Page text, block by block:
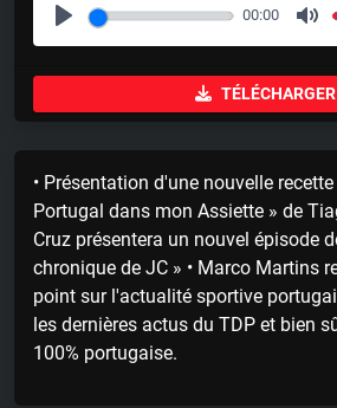
P
l
00:00
M
u
t
TÉLÉCHARGER
• Présentation d'une nouvelle
Portugal dans mon Assiette » de
Cruz présentera un nouvel épisode
chronique de JC » • Marco Martins
point sur l'actualité sportive
les dernières actus du TDP et bien
100% portugaise.